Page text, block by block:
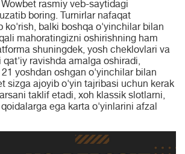
rasmiy veb-saytidagi
boring. Turnirlar nafaqat
ko'rish, balki boshqa o'yinchilar bilan
mahoratingizni oshirishning ham
shuningdek, yosh cheklovlari va
qat'iy ravishda amalga oshiradi,
yoshdan oshgan o'yinchilar bilan
sizga ajoyib o'yin tajribasi uchun kerak
taklif etadi, xoh klassik slotlarni,
ega karta o'yinlarini afzal